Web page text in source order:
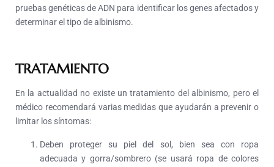
pruebas genéticas de ADN para identificar los genes afectados y
determinar el tipo de albinismo.
TRATAMIENTO
En la actualidad no existe un tratamiento del albinismo, pero el
médico recomendará varias medidas que ayudarán a prevenir o
limitar los síntomas:
Deben proteger su piel del sol, bien sea con ropa
adecuada y gorra/sombrero (se usará ropa de colores